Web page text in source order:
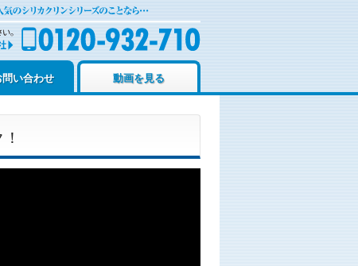
い合わせ 動画を見る